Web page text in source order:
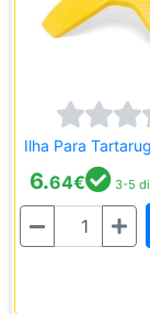
Ilha Para
6.64€ 3-5